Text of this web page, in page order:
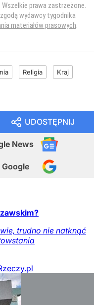
prawa zastrzeżone.
wydawcy tygodnika
materiałów prasowych
Religia Kraj
UDOSTĘPNIJ
News
Google
trudno nie natknąć